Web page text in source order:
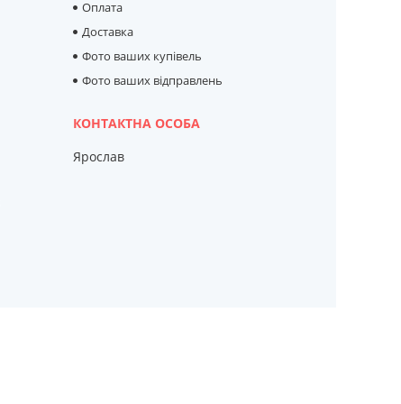
Оплата
Доставка
Фото ваших купівель
Фото ваших відправлень
Ярослав